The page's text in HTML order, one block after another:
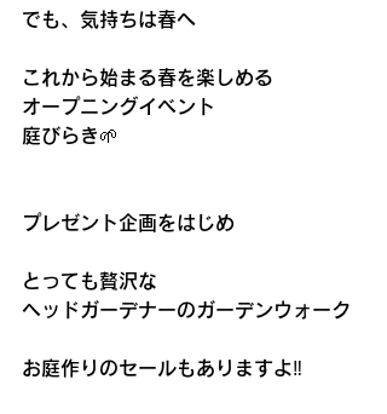
でも、気持ちは春へ
これから始まる春を楽しめる
オープニングイベント
庭びらき🌱
プレゼント企画をはじめ
とっても贅沢な
ヘッドガーデナーのガーデンウォーク
お庭作りのセールもありますよ‼︎